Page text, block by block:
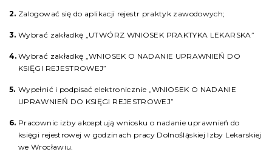
Zalogować się do aplikacji rejestr praktyk zawodowych;
Wybrać zakładkę „UTWÓRZ WNIOSEK PRAKTYKA LEKARSKA”
Wybrać zakładkę „WNIOSEK O NADANIE UPRAWNIEŃ DO
KSIĘGI REJESTROWEJ”
Wypełnić i podpisać elektronicznie „WNIOSEK O NADANIE
UPRAWNIEŃ DO KSIĘGI REJESTROWEJ”
Pracownic izby akceptują wniosku o nadanie uprawnień do
księgi rejestrowej w godzinach pracy Dolnośląskiej Izby Lekarskiej
we Wrocławiu.